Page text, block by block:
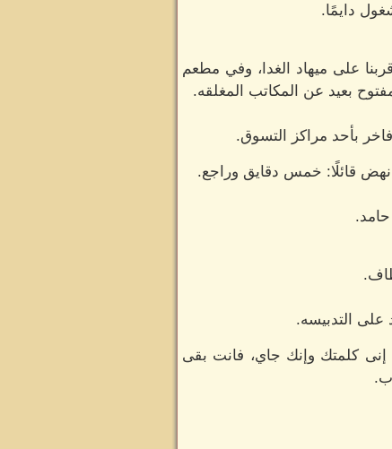
دايمًا.
على ميهاد الغدا، وفي مطعم
بعيد عن المكاتب المغلقه.
بأحد مراكز التسوق.
نهض قائلًا: خمس دقايق وراجع.
على التدبيسه.
كلمتك وإنك جاي، فانت بقى